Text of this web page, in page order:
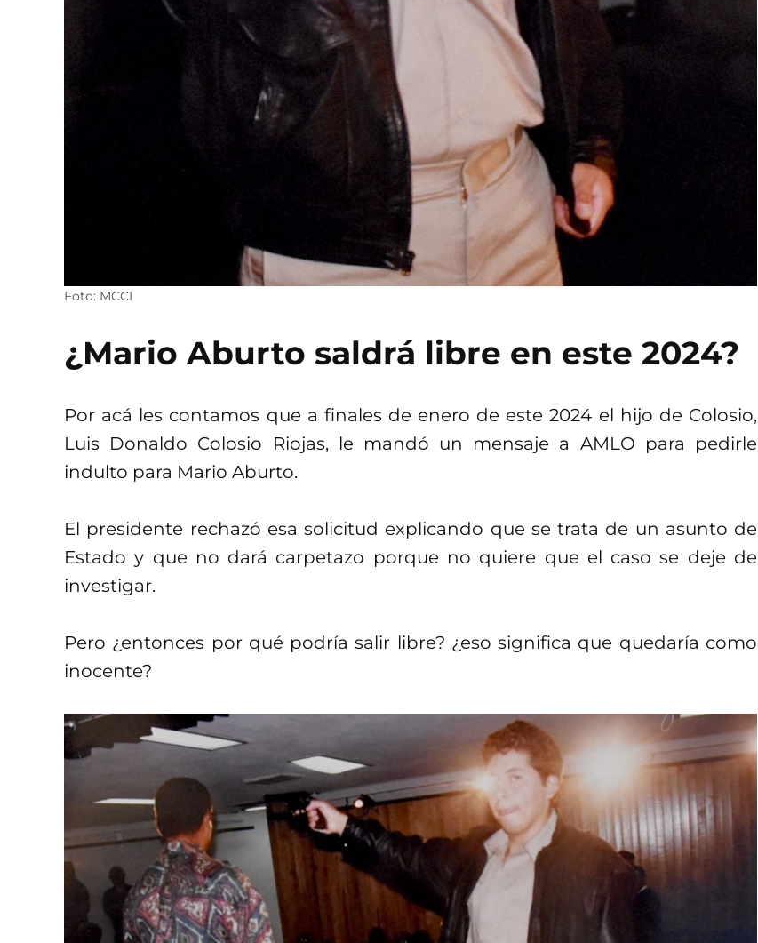
Foto: MCCI
¿Mario Aburto saldrá libre en este 2024?
Por acá les contamos que a finales de enero de este 2024 el hijo de Colosio,
Luis Donaldo Colosio Riojas, le mandó un mensaje a AMLO para pedirle
indulto para Mario Aburto.
El presidente rechazó esa solicitud explicando que se trata de un asunto de
Estado y que no dará carpetazo porque no quiere que el caso se deje de
investigar.
Pero ¿entonces por qué podría salir libre? ¿eso significa que quedaría como
inocente?